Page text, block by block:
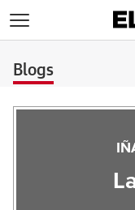
Blogs